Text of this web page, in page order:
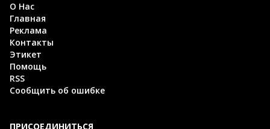
О Нас
Главная
Реклама
Контакты
Этикет
Помощь
RSS
Сообщить об ошибке
ПРИСОЕДИНИТЬСЯ